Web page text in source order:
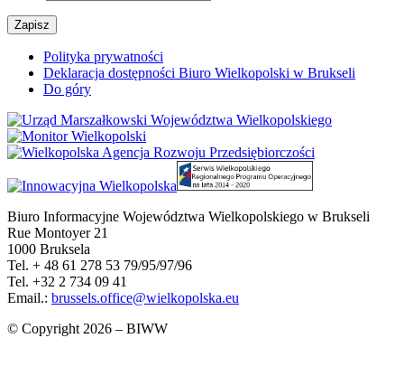
Polityka prywatności
Deklaracja dostępności Biuro Wielkopolski w Brukseli
Do góry
Biuro Informacyjne Województwa Wielkopolskiego w Brukseli
Rue Montoyer 21
1000 Bruksela
Tel. + 48 61 278 53 79/95/97/96
Tel. +32 2 734 09 41
Email.: brussels.office@wielkopolska.eu
© Copyright 2026 – BIWW